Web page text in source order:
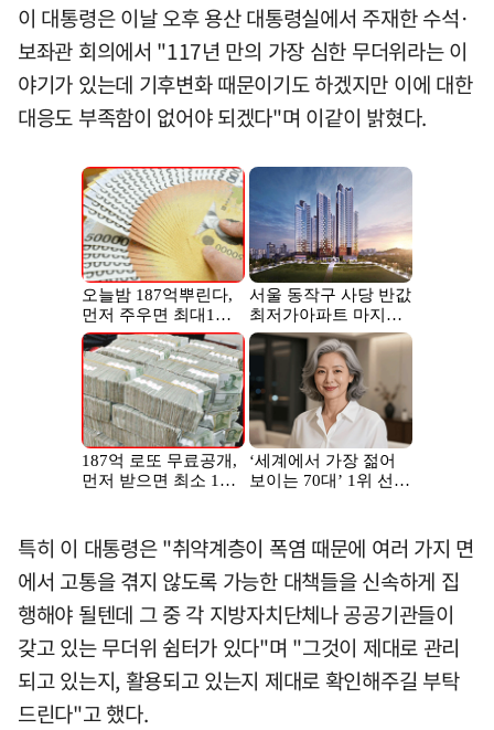
이 대통령은 이날 오후 용산 대통령실에서 주재한 수석·
보좌관 회의에서 "117년 만의 가장 심한 무더위라는 이
야기가 있는데 기후변화 때문이기도 하겠지만 이에 대한
대응도 부족함이 없어야 되겠다"며 이같이 밝혔다.
특히 이 대통령은 "취약계층이 폭염 때문에 여러 가지 면
에서 고통을 겪지 않도록 가능한 대책들을 신속하게 집
행해야 될텐데 그 중 각 지방자치단체나 공공기관들이
갖고 있는 무더위 쉼터가 있다"며 "그것이 제대로 관리
되고 있는지, 활용되고 있는지 제대로 확인해주길 부탁
드린다"고 했다.